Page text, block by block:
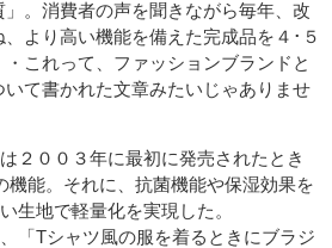
。消費者の声を聞きながら毎年、改
より高い機能を備えた完成品を４･５
これって、ファッションブランドと
て書かれた文章みたいじゃありませ
は２００３年に最初に発売されたとき
機能。それに、抗菌機能や保湿効果を
生地で軽量化を実現した。
「Tシャツ風の服を着るときにブラジ